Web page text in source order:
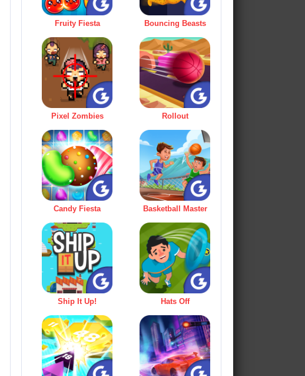
Fruity Fiesta Bouncing Beasts
Pixel Zombies Rollout
Candy Fiesta Basketball Master
Ship It Up! Hats Off